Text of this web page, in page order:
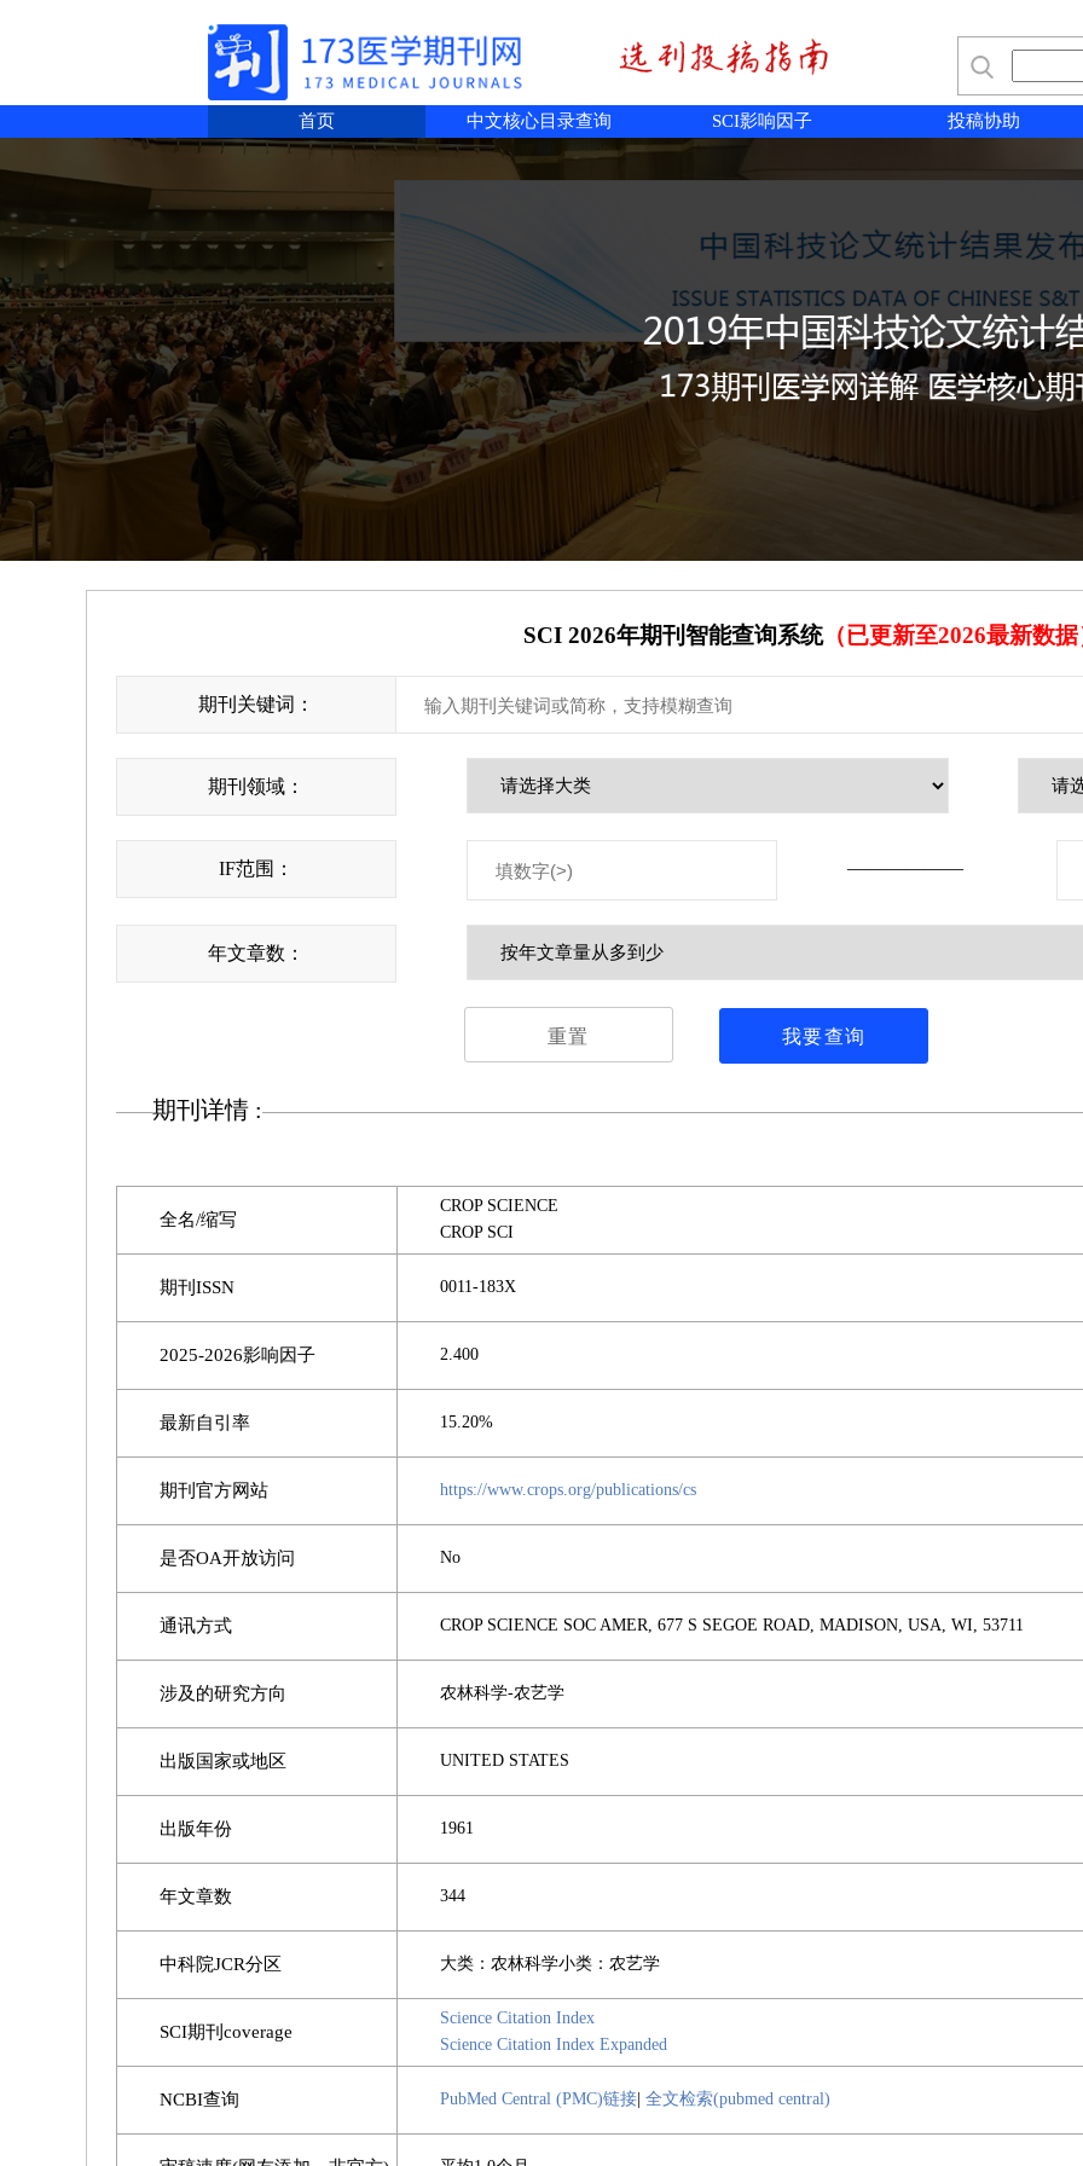
首页 中文核心目录查询 SCI影响因子 投稿协助
SCI 2026年期刊智能查询系统（已更新至2026最新数据
期刊关键词：
期刊领域：
IF范围： ——————
年文章数：
期刊详情 :
全名/缩写
CROP SCIENCE
CROP SCI
期刊ISSN 0011-183X
2025-2026影响因子 2.400
最新自引率 15.20%
期刊官方网站 https://www.crops.org/publications/cs
是否OA开放访问 No
通讯方式 CROP SCIENCE SOC AMER, 677 S SEGOE ROAD, MADISON, USA, WI, 53711
涉及的研究方向 农林科学-农艺学
出版国家或地区 UNITED STATES
出版年份 1961
年文章数 344
中科院JCR分区 大类：农林科学小类：农艺学
SCI期刊coverage
Science Citation Index
Science Citation Index Expanded
NCBI查询 PubMed Central (PMC)链接| 全文检索(pubmed central)